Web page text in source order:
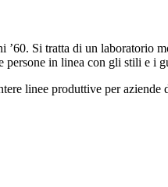
’60. Si tratta di un laboratorio
persone in linea con gli stili e i
linee produttive per